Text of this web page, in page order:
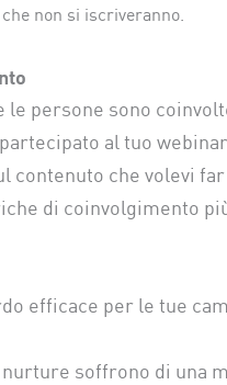
non si iscriveranno.
le persone sono
al tuo
contenuto che volevi
di coinvolgimento
efficace per le tue
soffrono di una